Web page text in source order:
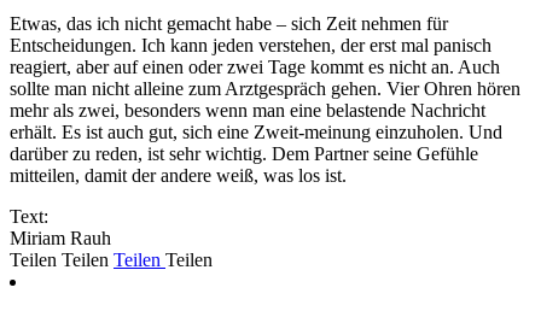
Etwas, das ich nicht gemacht habe – sich Zeit nehmen für
Entscheidungen. Ich kann jeden verstehen, der erst mal panisch
reagiert, aber auf einen oder zwei Tage kommt es nicht an. Auch
sollte man nicht alleine zum Arztgespräch gehen. Vier Ohren hören
mehr als zwei, besonders wenn man eine belastende Nachricht
erhält. Es ist auch gut, sich eine Zweit-meinung einzuholen. Und
darüber zu reden, ist sehr wichtig. Dem Partner seine Gefühle
mitteilen, damit der andere weiß, was los ist.
Text:
Miriam Rauh
Teilen Teilen Teilen Teilen